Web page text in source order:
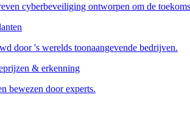
cyberbeveiliging ontworpen om de
door 's werelds toonaangevende bedrijven.
& erkenning
bewezen door experts.